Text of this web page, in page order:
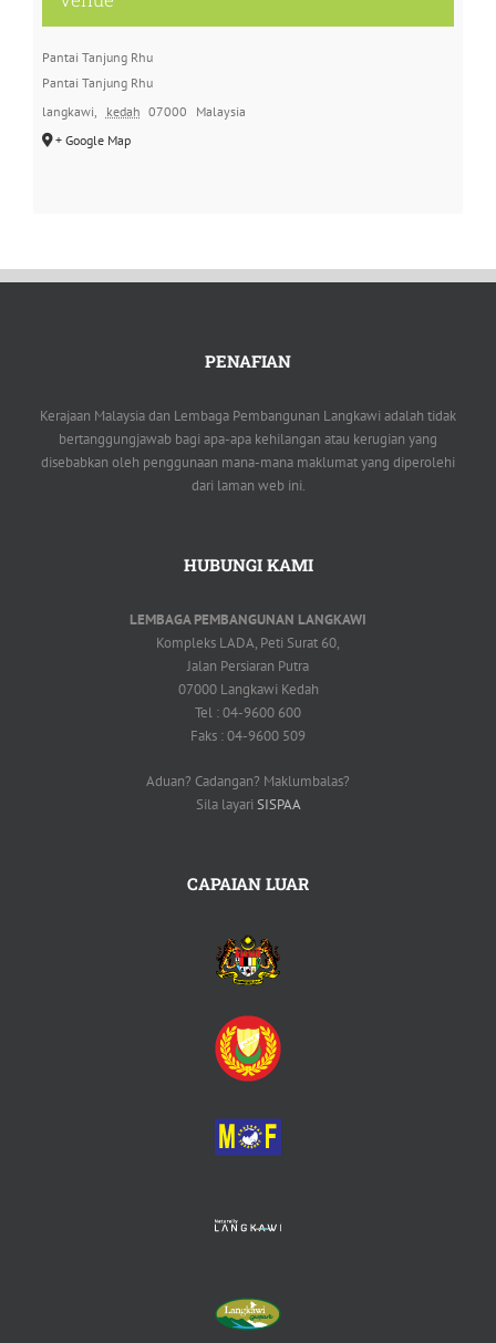
Pantai Tanjung Rhu
Pantai Tanjung Rhu
langkawi, kedah 07000
Malaysia
+ Google Map
PENAFIAN
Kerajaan Malaysia dan Lembaga Pembangunan Langkawi adalah tidak
bertanggungjawab bagi apa-apa kehilangan atau kerugian yang
disebabkan oleh penggunaan mana-mana maklumat yang diperolehi
dari laman web ini.
HUBUNGI KAMI
LEMBAGA PEMBANGUNAN LANGKAWI
Kompleks LADA, Peti Surat 60,
Jalan Persiaran Putra
07000 Langkawi Kedah
Tel : 04-9600 600
Faks : 04-9600 509
Aduan? Cadangan? Maklumbalas?
Sila layari SISPAA
CAPAIAN LUAR